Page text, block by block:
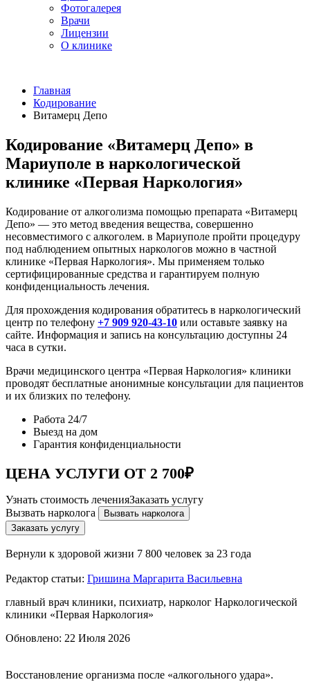
Фотогалерея
Врачи
Лицензии
О клинике
Главная
Кодирование
Витамерц Депо
Кодирование «Витамерц Депо» в
Мариуполе в наркологической
клинике «Первая Наркология»
Кодирование от алкоголизма помощью препарата «Витамерц
Депо» — это метод введения вещества, совершенно
несовместимого с алкоголем. в Мариуполе пройти процедуру
под наблюдением опытных наркологов можно в частной
клинике «Первая Наркология». Мы применяем только
сертифицированные средства и гарантируем полную
конфиденциальность лечения.
Для прохождения кодирования обратитесь в наркологический
центр по телефону +7 909 920-43-10 или оставьте заявку на
сайте. Информация и запись на консультацию доступны 24
часа в сутки.
Врачи медицинского центра «Первая Наркология» клиники
проводят бесплатные анонимные консультации для пациентов
и их близких по телефону.
Работа 24/7
Выезд на дом
Гарантия конфиденциальности
ЦЕНА УСЛУГИ ОТ 2 700₽
Узнать стоимость леченияЗаказать услугу
Вызвать нарколога
Вызвать нарколога
Заказать услугу
Вернули к здоровой жизни 7 800 человек за 23 года
Редактор статьи: Гришина Маргарита Васильевна
главный врач клиники, психиатр, нарколог Наркологической
клиники «Первая Наркология»
Обновлено: 22 Июля 2026
Восстановление организма после «алкогольного удара».